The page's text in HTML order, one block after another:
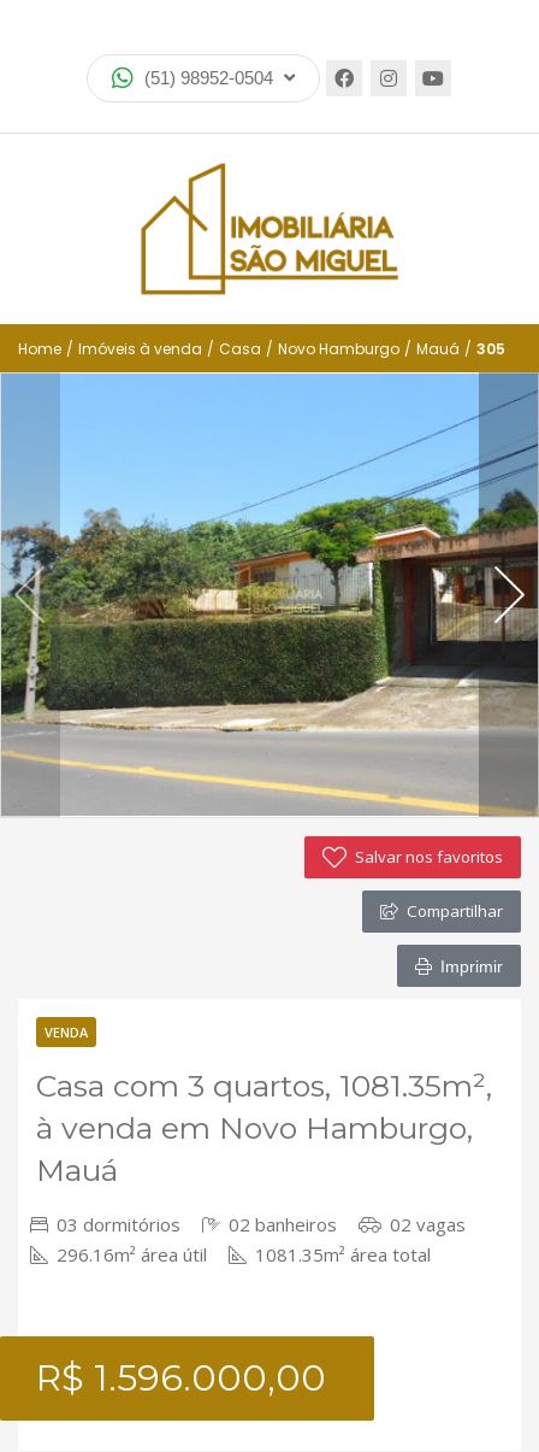
(51) 98952-0504
Imóveis
Encomende seu imóvel
Financiamento
Negocie seu imóvel
Imóveis favoritos
Contato
Home / Imóveis à venda / Casa / Novo Hamburgo / Mauá / 305
Salvar nos favoritos
Compartilhar
Imprimir
VENDA
Casa com 3 quartos, 1081.35m²,
à venda em Novo Hamburgo,
Mauá
03 dormitórios 02 banheiros
02 vagas
296.16m² área útil
1081.35m² área total
R$ 1.596.000,00